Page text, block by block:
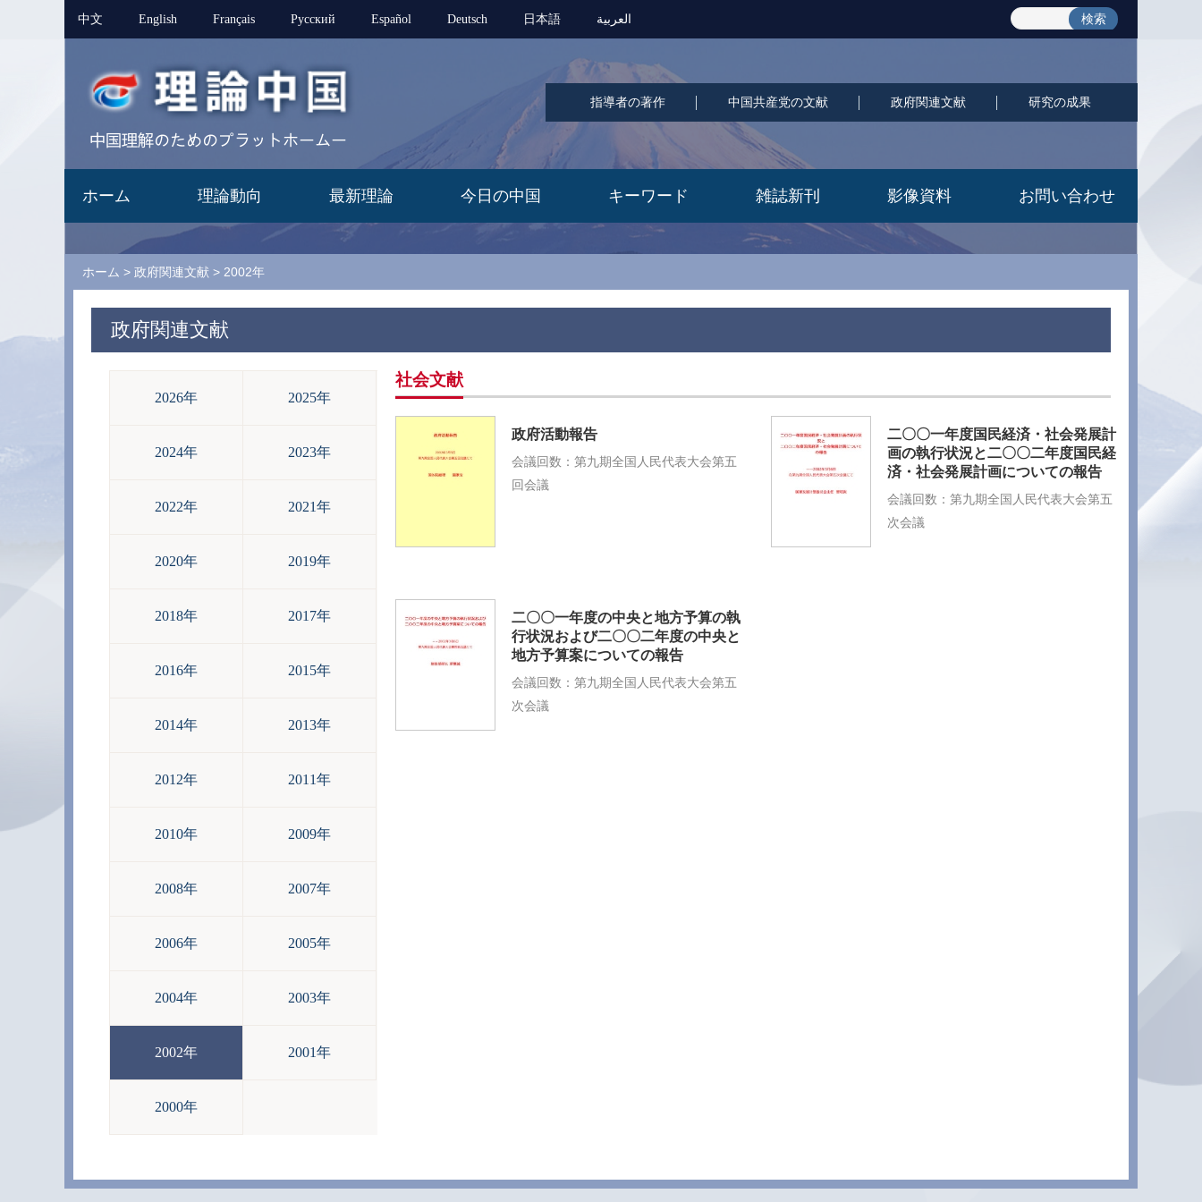
中文 English Français Pусский Español Deutsch 日本語 العربية 検索
指導者の著作 中国共産党の文献 政府関連文献 研究の成果
ホーム 理論動向 最新理論 今日の中国 キーワード 雑誌新刊 影像資料 お問い合わせ
ホーム > 政府関連文献 > 2002年
政府関連文献
社会文献
政府活動報告
会議回数：第九期全国人民代表大会第五
回会議
二〇〇一年度国民経済・社会発展計
画の執行状況と二〇〇二年度国民経
済・社会発展計画についての報告
会議回数：第九期全国人民代表大会第五
次会議
二〇〇一年度の中央と地方予算の執
行状況および二〇〇二年度の中央と
地方予算案についての報告
会議回数：第九期全国人民代表大会第五
次会議
2026年 2025年
2024年 2023年
2022年 2021年
2020年 2019年
2018年 2017年
2016年 2015年
2014年 2013年
2012年 2011年
2010年 2009年
2008年 2007年
2006年 2005年
2004年 2003年
2002年 2001年
2000年